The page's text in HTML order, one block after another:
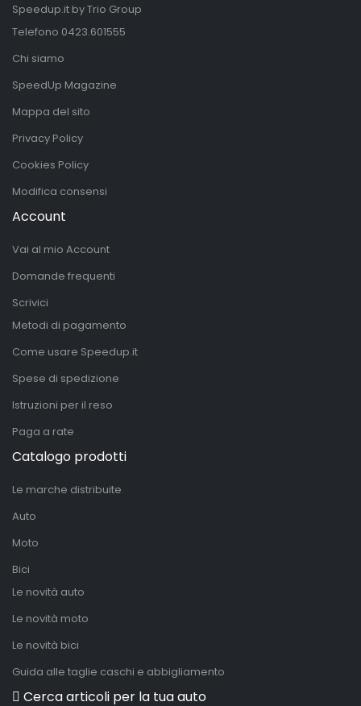
Speedup.it by Trio Group
Telefono 0423.601555
Chi siamo
SpeedUp Magazine
Mappa del sito
Privacy Policy
Cookies Policy
Modifica consensi
Account
Vai al mio Account
Domande frequenti
Scrivici
Metodi di pagamento
Come usare Speedup.it
Spese di spedizione
Istruzioni per il reso
Paga a rate
Catalogo prodotti
Le marche distribuite
Auto
Moto
Bici
Le novità auto
Le novità moto
Le novità bici
Guida alle taglie caschi e abbigliamento
Cerca articoli per la tua auto